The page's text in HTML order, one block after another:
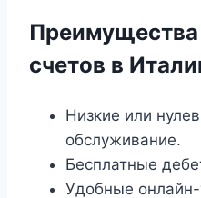
Преимущества
счетов в
Низкие или
обслуживание.
Бесплатные
Удобные